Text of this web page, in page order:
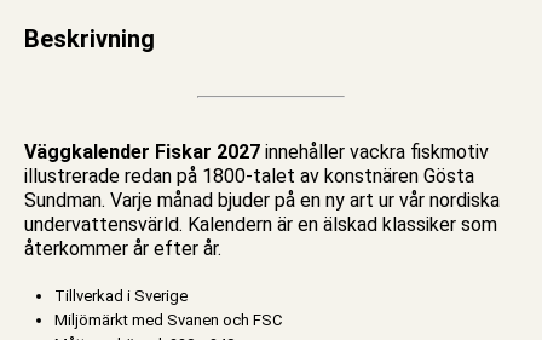
Beskrivning
Väggkalender Fiskar 2027 innehåller vackra fiskmotiv
illustrerade redan på 1800-talet av konstnären Gösta
Sundman. Varje månad bjuder på en ny art ur vår nordiska
undervattensvärld. Kalendern är en älskad klassiker som
återkommer år efter år.
Tillverkad i Sverige
Miljömärkt med Svanen och FSC